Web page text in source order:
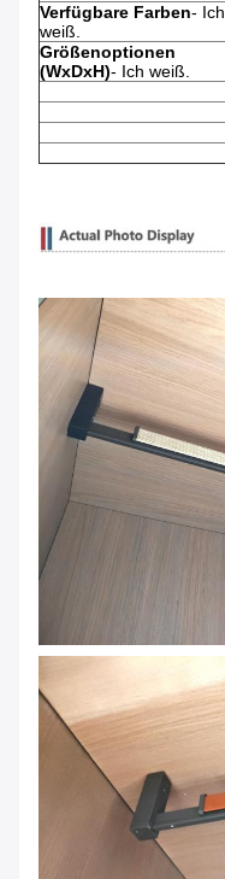
Verfügbare Farben- Ich
weiß.
Größenoptionen
(WxDxH)- Ich weiß.